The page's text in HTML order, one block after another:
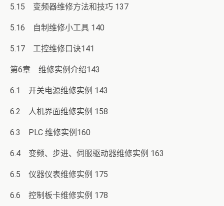
5.15 变频器维修方法和技巧 137
5.16 自制维修小工具 140
5.17 工控维修口诀141
第6章 维修实例介绍143
6.1 开关电源维修实例 143
6.2 人机界面维修实例 158
6.3 PLC 维修实例160
6.4 变频、步进、伺服驱动器维修实例 163
6.5 仪器仪表维修实例 175
6.6 控制板卡维修实例 178